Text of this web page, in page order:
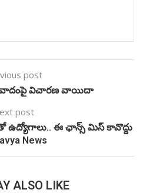
post
వివాదంపై విచారణ వాయిదా
post
ఉద్యోగాలు.. ఈ ఛాన్స్ మిస్ కావొద్దు
News
ALSO LIKE